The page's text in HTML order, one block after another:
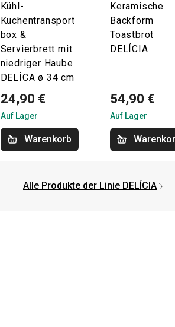
Kühl-
Kuchentransport
box &
Servierbrett mit
niedriger Haube
DELÍCA ø 34 cm
24,90 €
Auf Lager
Warenkorb
Keramische
Backform
Toastbrot
DELÍCIA
54,90 €
Auf Lager
Alle Produkte der Linie DELÍCIA